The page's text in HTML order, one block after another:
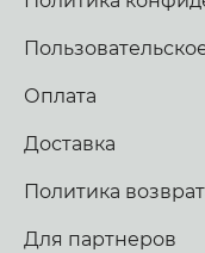
Оплата
Доставка
Политика
Для партнеров